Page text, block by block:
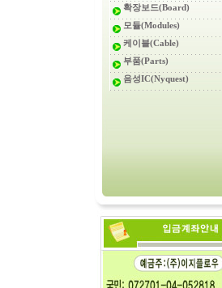
확장보드(Board)
모듈(Modules)
케이블(Cable)
부품(Parts)
음성IC(Nyquest)